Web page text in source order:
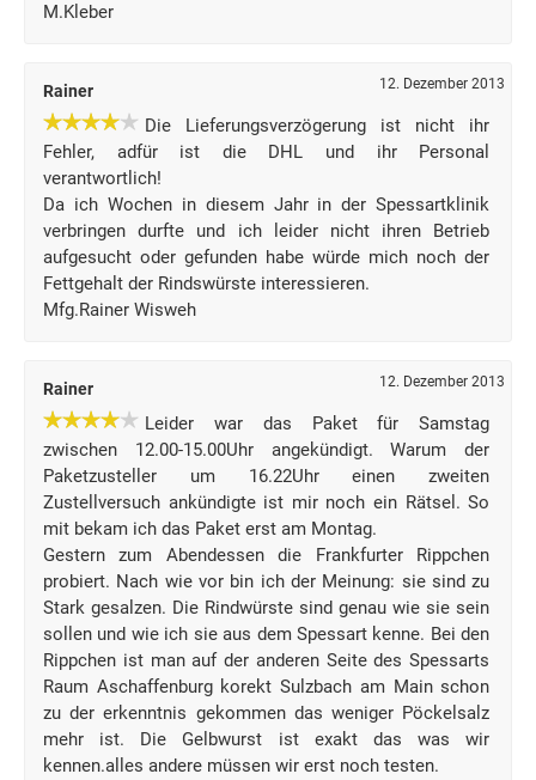
M.Kleber
Rainer 12. Dezember 2013
Die Lieferungsverzögerung ist nicht ihr
Fehler, adfür ist die DHL und ihr Personal
verantwortlich!
Da ich Wochen in diesem Jahr in der Spessartklinik
verbringen durfte und ich leider nicht ihren Betrieb
aufgesucht oder gefunden habe würde mich noch der
Fettgehalt der Rindswürste interessieren.
Mfg.Rainer Wisweh
Rainer 12. Dezember 2013
Leider war das Paket für Samstag
zwischen 12.00-15.00Uhr angekündigt. Warum der
Paketzusteller um 16.22Uhr einen zweiten
Zustellversuch ankündigte ist mir noch ein Rätsel. So
mit bekam ich das Paket erst am Montag.
Gestern zum Abendessen die Frankfurter Rippchen
probiert. Nach wie vor bin ich der Meinung: sie sind zu
Stark gesalzen. Die Rindwürste sind genau wie sie sein
sollen und wie ich sie aus dem Spessart kenne. Bei den
Rippchen ist man auf der anderen Seite des Spessarts
Raum Aschaffenburg korekt Sulzbach am Main schon
zu der erkenntnis gekommen das weniger Pöckelsalz
mehr ist. Die Gelbwurst ist exakt das was wir
kennen.alles andere müssen wir erst noch testen.